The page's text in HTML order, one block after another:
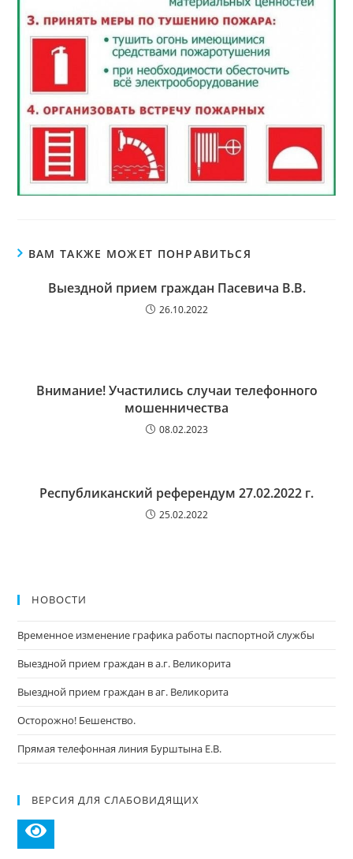
ВАМ ТАКЖЕ МОЖЕТ ПОНРАВИТЬСЯ
Выездной прием граждан Пасевича В.В.
26.10.2022
Внимание! Участились случаи телефонного
мошенничества
08.02.2023
Республиканский референдум 27.02.2022 г.
25.02.2022
НОВОСТИ
Временное изменение графика работы паспортной службы
Выездной прием граждан в а.г. Великорита
Выездной прием граждан в аг. Великорита
Осторожно! Бешенство.
Прямая телефонная линия Бурштына Е.В.
ВЕРСИЯ ДЛЯ СЛАБОВИДЯЩИХ